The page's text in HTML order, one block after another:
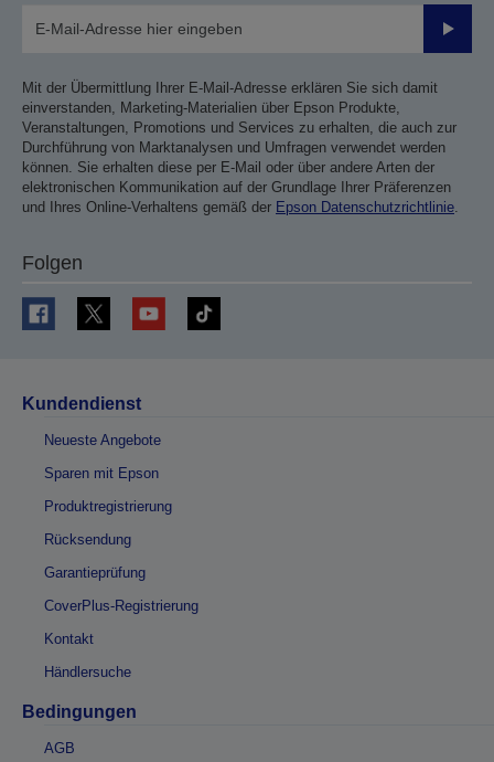
Mit der Übermittlung Ihrer E-Mail-Adresse erklären Sie sich damit
einverstanden, Marketing-Materialien über Epson Produkte,
Veranstaltungen, Promotions und Services zu erhalten, die auch zur
Durchführung von Marktanalysen und Umfragen verwendet werden
können. Sie erhalten diese per E-Mail oder über andere Arten der
elektronischen Kommunikation auf der Grundlage Ihrer Präferenzen
und Ihres Online-Verhaltens gemäß der Epson Datenschutzrichtlinie.
Folgen
Kundendienst
Neueste Angebote
Sparen mit Epson
Produktregistrierung
Rücksendung
Garantieprüfung
CoverPlus-Registrierung
Kontakt
Händlersuche
Bedingungen
AGB